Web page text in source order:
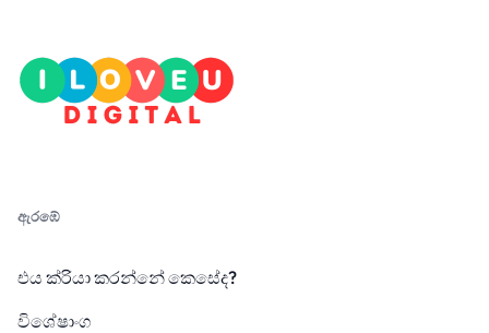
ඇරඹේ
එය ක්රියා කරන්නේ කෙසේද?
විශේෂාංග